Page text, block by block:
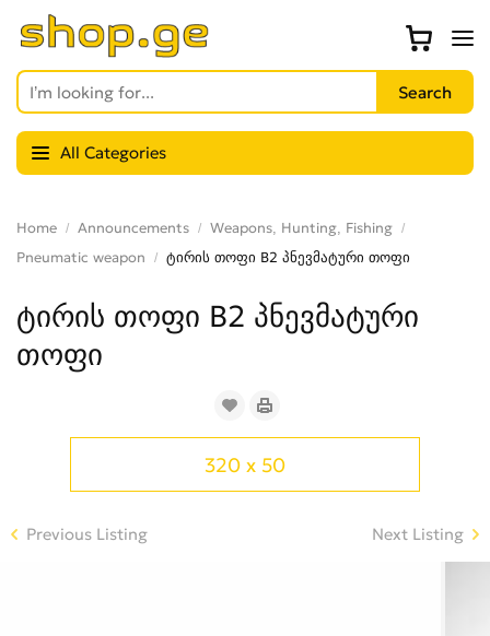
All Categories
Home Announcements
Weapons, Hunting, Fishing
Pneumatic weapon
ტირის თოფი B2 პნევმატური თოფი
ტირის თოფი B2 პნევმატური
თოფი
320 x 50
Previous Listing Next Listing